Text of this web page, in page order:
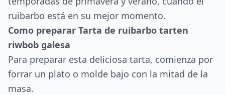
ruibarbo está en su mejor momento.
Como preparar Tarta de ruibarbo tarten
riwbob galesa
Para preparar esta deliciosa tarta, comienza por
forrar un plato o molde bajo con la mitad de la
masa.